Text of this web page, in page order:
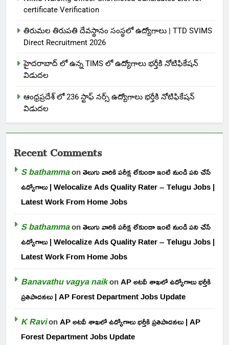
certificate Verification
తిరుమల తిరుపతి దేవస్థానం సంస్థలో ఉద్యోగాలు | TTD SVIMS
Direct Recruitment 2026
హైదరాబాద్ లో ఉన్న TIMS లో ఉద్యోగాలు భర్తీకి నోటిఫికేషన్
విడుదల
ఆంధ్రప్రదేశ్ లో 236 స్టాఫ్ నర్స్ ఉద్యోగాలు భర్తీకి నోటిఫికేషన్
విడుదల
Recent Comments
S bathammaonతెలుగు వారికి పరీక్ష లేకుండా ఇంటి నుండి పని చేసే
ఉద్యోగాలు | Welocalize Ads Quality Rater – Telugu Jobs |
Latest Work From Home Jobs
S bathammaonతెలుగు వారికి పరీక్ష లేకుండా ఇంటి నుండి పని చేసే
ఉద్యోగాలు | Welocalize Ads Quality Rater – Telugu Jobs |
Latest Work From Home Jobs
Banavathu vagya naikonAP అటవీ శాఖలో ఉద్యోగాలు భర్తీకి
ప్రతిపాదనలు | AP Forest Department Jobs Update
K RavionAP అటవీ శాఖలో ఉద్యోగాలు భర్తీకి ప్రతిపాదనలు | AP
Forest Department Jobs Update